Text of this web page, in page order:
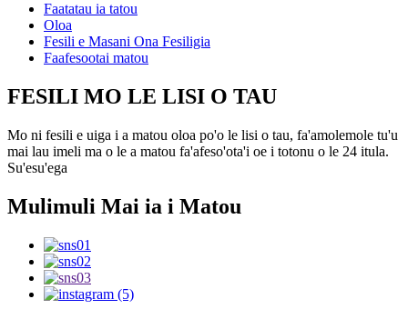
Faatatau ia tatou
Oloa
Fesili e Masani Ona Fesiligia
Faafesootai matou
FESILI MO LE LISI O TAU
Mo ni fesili e uiga i a matou oloa po'o le lisi o tau, fa'amolemole tu'u
mai lau imeli ma o le a matou fa'afeso'ota'i oe i totonu o le 24 itula.
Su'esu'ega
Mulimuli Mai ia i Matou